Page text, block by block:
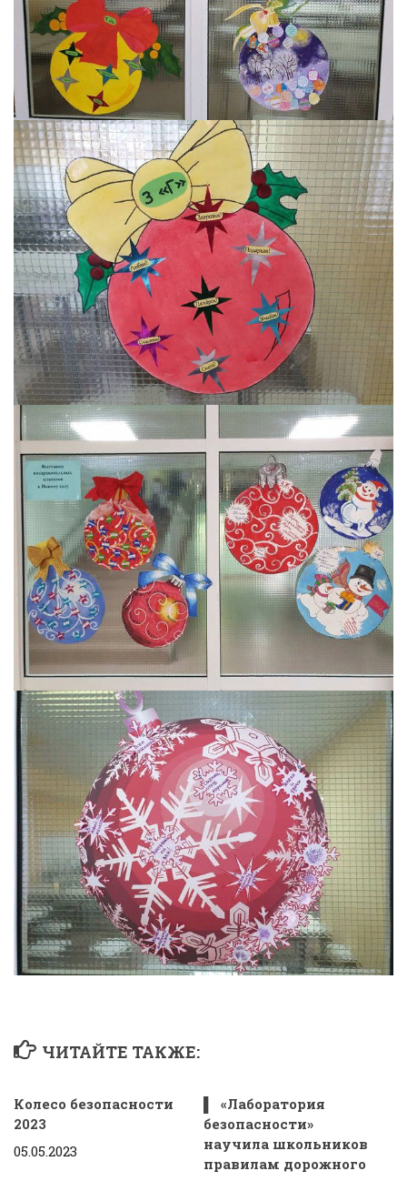
ЧИТАЙТЕ ТАКЖЕ:
Колесо безопасности
2023
05.05.2023
▌ «Лаборатория
безопасности»
научила школьников
правилам дорожного